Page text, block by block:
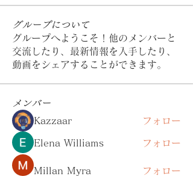
グループについて
グループへようこそ！他のメンバーと
交流したり、最新情報を入手したり、
動画をシェアすることができます。
メンバー
Kazzaar
フォロー
Elena Williams フォロー
Millan Myra フォロー